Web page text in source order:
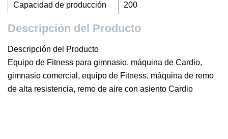
Capacidad de producción 200
Descripción del Producto
Descripción del Producto
Equipo de Fitness para gimnasio, máquina de Cardio,
gimnasio comercial, equipo de Fitness, máquina de remo
de alta resistencia, remo de aire con asiento Cardio